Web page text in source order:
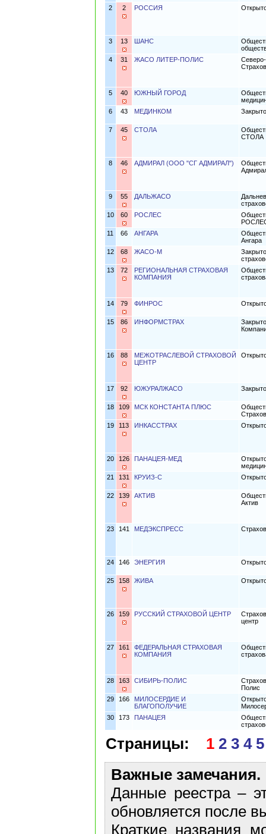
2 2 РОССИЯ
3 13 ШАНС
4
31 ЖАСО ЛИТЕР-ПОЛИС
5 40 ЮЖНЫЙ ГОРОД
6
43 МЕДИНКОМ
7 45 СТОЛА
СТОЛА
8 46 АДМИРАЛ (ООО "СГ АДМИРАЛ")
9 55 ДАЛЬЖАСО
10
60 РОСЛЕС
11
66 АНГАРА
Ангара
12
68 ЖАСО-М
13
72
РЕГИОНАЛЬНАЯ СТРАХОВАЯ
КОМПАНИЯ
14 79 ФИНРОС
15 86 ИНФОРМСТРАХ
16 88
МЕЖОТРАСЛЕВОЙ СТРАХОВОЙ
ЦЕНТР
17 92 ЮЖУРАЛЖАСО
18 109 МСК КОНСТАНТА ПЛЮС
19
113 ИНКАССТРАХ
20 126 ПАНАЦЕЯ-МЕД
21
131 КРУИЗ-С
22 139 АКТИВ
Актив
23 141 МЕДЭКСПРЕСС
24 146 ЭНЕРГИЯ
25 158 ЖИВА
26 159 РУССКИЙ СТРАХОВОЙ ЦЕНТР
центр
27 161
ФЕДЕРАЛЬНАЯ СТРАХОВАЯ
КОМПАНИЯ
28 163 СИБИРЬ-ПОЛИС
Полис
29
166
МИЛОСЕРДИЕ И
БЛАГОПОЛУЧИЕ
30
173 ПАНАЦЕЯ
Страницы: 1 2 3 4 5
Важные замечания.
Данные реестра –
обновляется после
Краткие названия